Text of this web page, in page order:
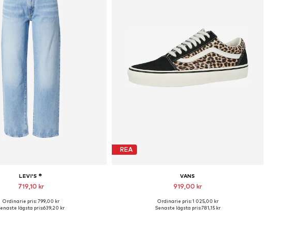
LEVI'S ®
719,10 kr
i många storlekar
Ordinarie pris: 799,00 kr
lägsta pris:639,20 kr
REA
VANS
919,00 kr
Tillgängliga storlekar: 36, 36,5, 37, 38, 39
Ordinarie pris: 1 025,00 kr
Senaste lägsta pris:781,15 kr